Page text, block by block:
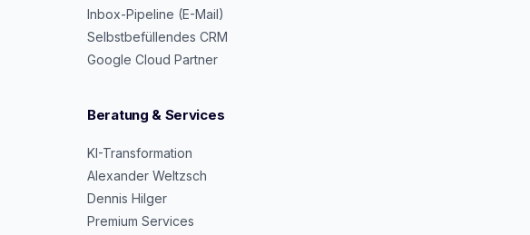
Inbox-Pipeline (E-Mail)
Selbstbefüllendes CRM
Google Cloud Partner
Beratung & Services
KI-Transformation
Alexander Weltzsch
Dennis Hilger
Premium Services